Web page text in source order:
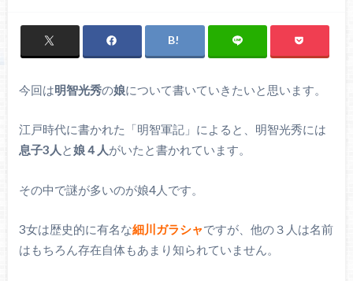
今回は明智光秀の娘について書いていきたいと思います。
江戸時代に書かれた「明智軍記」によると、明智光秀には
息子3人 と娘４人がいたと書かれています。
その中で謎が多いのが娘4人です。
3女は歴史的に有名な細川ガラシャですが、他の３人は名前
はもちろん存在自体もあまり知られていません。